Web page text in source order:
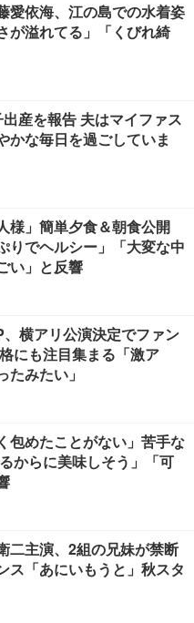
愛依海、江の島での水着姿
が溢れてる」「くびれ綺
産を報告 夫はマイファス
かな毎日を過ごしていま
様」簡単夕食＆朝食公開
りでヘルシー」「大変な中
い」と反響
横アリ公演決定でファン
にも注目集まる「激ア
たみたい」
包めたことがない」苦手な
からに美味しそう」「可
二主演、2組の兄妹が禁断
ス「あにいもうと」秋スタ